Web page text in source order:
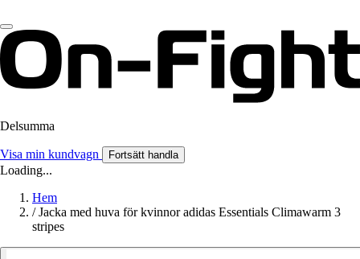
Delsumma
Visa min kundvagn Fortsätt handla
Loading...
Hem
/ Jacka med huva för kvinnor adidas Essentials Climawarm 3
stripes